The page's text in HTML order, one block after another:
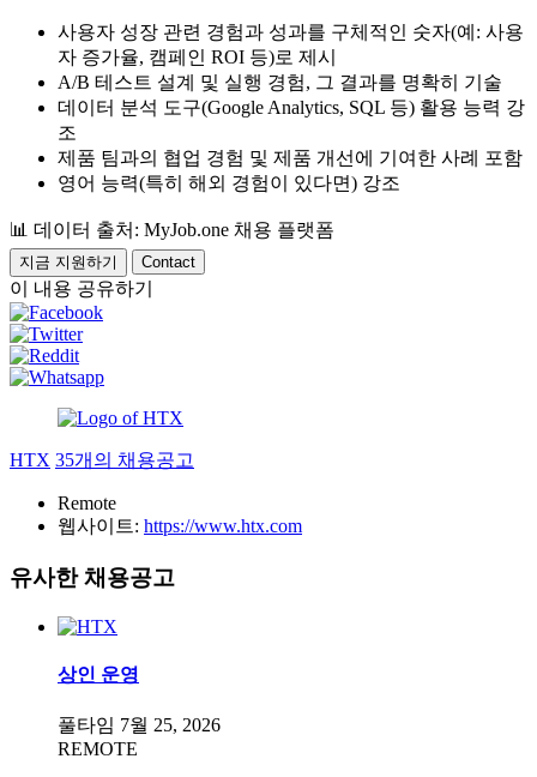
사용자 성장 관련 경험과 성과를 구체적인 숫자(예: 사용
자 증가율, 캠페인 ROI 등)로 제시
A/B 테스트 설계 및 실행 경험, 그 결과를 명확히 기술
데이터 분석 도구(Google Analytics, SQL 등) 활용 능력 강
조
제품 팀과의 협업 경험 및 제품 개선에 기여한 사례 포함
영어 능력(특히 해외 경험이 있다면) 강조
📊 데이터 출처: MyJob.one 채용 플랫폼
지금 지원하기 Contact
이 내용 공유하기
HTX 35개의 채용공고
Remote
웹사이트: https://www.htx.com
유사한 채용공고
상인 운영
풀타임 7월 25, 2026
REMOTE